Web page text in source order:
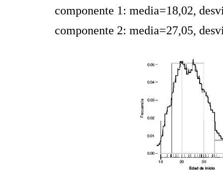
componente 1: media=18,02,
componente 2: media=27,05,